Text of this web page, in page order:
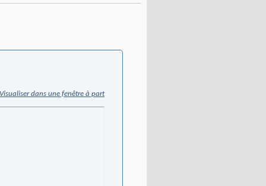
Visualiser dans une fenêtre à part